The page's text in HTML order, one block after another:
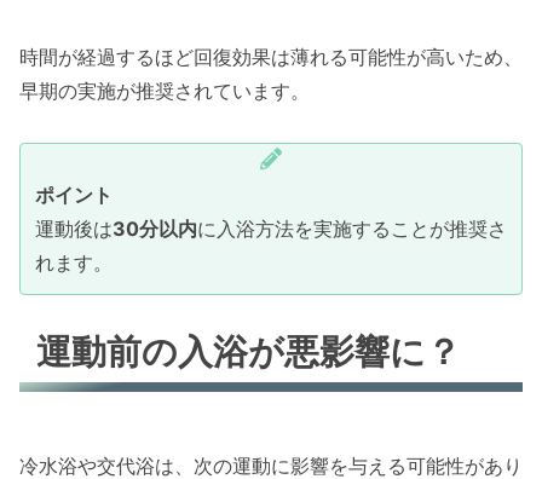
時間が経過するほど回復効果は薄れる可能性が高いため、
早期の実施が推奨されています。
ポイント
運動後は30分以内に入浴方法を実施することが推奨さ
れます。
運動前の入浴が悪影響に？
冷水浴や交代浴は、次の運動に影響を与える可能性があり